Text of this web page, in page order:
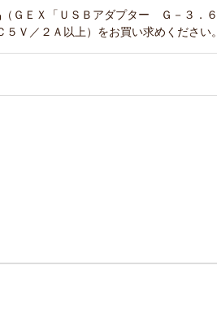
ＧＥＸ「ＵＳＢアダプター Ｇ－３．
Ｖ／２Ａ以上）をお買い求めください。